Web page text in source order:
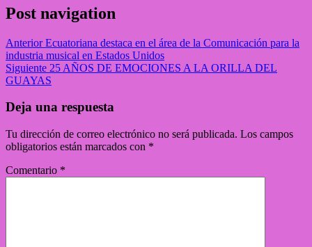
Post navigation
AnteriorEcuatoriana destaca en el área de la Comunicación para la
industria musical en Estados Unidos
Siguiente 25 AÑOS DE EMOCIONES A LA ORILLA DEL
GUAYAS
Deja una respuesta
Tu dirección de correo electrónico no será publicada. Los campos
obligatorios están marcados con *
Comentario *